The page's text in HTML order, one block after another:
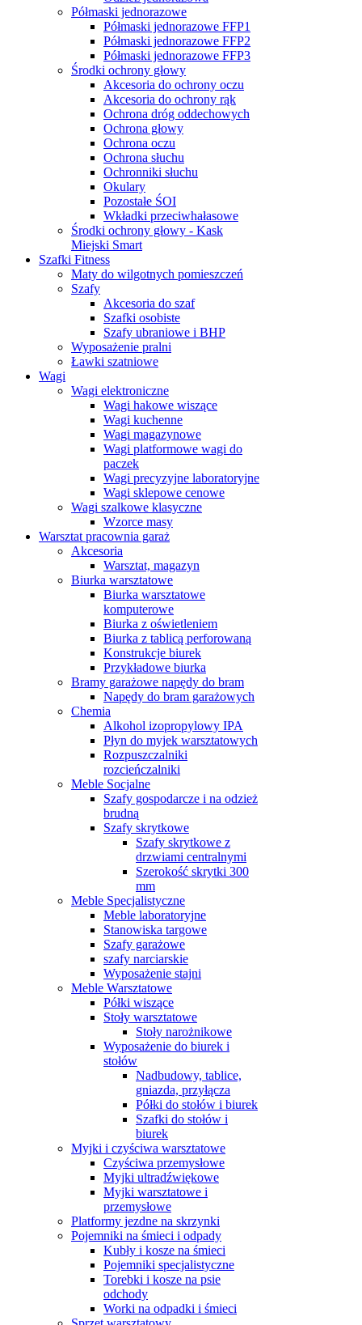
Półmaski jednorazowe
Półmaski jednorazowe FFP1
Półmaski jednorazowe FFP2
Półmaski jednorazowe FFP3
Środki ochrony głowy
Akcesoria do ochrony oczu
Akcesoria do ochrony rąk
Ochrona dróg oddechowych
Ochrona głowy
Ochrona oczu
Ochrona słuchu
Ochronniki słuchu
Okulary
Pozostałe ŚOI
Wkładki przeciwhałasowe
Środki ochrony głowy - Kask
Miejski Smart
Szafki Fitness
Maty do wilgotnych pomieszczeń
Szafy
Akcesoria do szaf
Szafki osobiste
Szafy ubraniowe i BHP
Wyposażenie pralni
Ławki szatniowe
Wagi
Wagi elektroniczne
Wagi hakowe wiszące
Wagi kuchenne
Wagi magazynowe
Wagi platformowe wagi do
paczek
Wagi precyzyjne laboratoryjne
Wagi sklepowe cenowe
Wagi szalkowe klasyczne
Wzorce masy
Warsztat pracownia garaż
Akcesoria
Warsztat, magazyn
Biurka warsztatowe
Biurka warsztatowe
komputerowe
Biurka z oświetleniem
Biurka z tablicą perforowaną
Konstrukcje biurek
Przykładowe biurka
Bramy garażowe napędy do bram
Napędy do bram garażowych
Chemia
Alkohol izopropylowy IPA
Płyn do myjek warsztatowych
Rozpuszczalniki
rozcieńczalniki
Meble Socjalne
Szafy gospodarcze i na odzież
brudną
Szafy skrytkowe
Szafy skrytkowe z
drzwiami centralnymi
Szerokość skrytki 300
mm
Meble Specjalistyczne
Meble laboratoryjne
Stanowiska targowe
Szafy garażowe
szafy narciarskie
Wyposażenie stajni
Meble Warsztatowe
Półki wiszące
Stoły warsztatowe
Stoły narożnikowe
Wyposażenie do biurek i
stołów
Nadbudowy, tablice,
gniazda, przyłącza
Półki do stołów i biurek
Szafki do stołów i
biurek
Myjki i czyściwa warsztatowe
Czyściwa przemysłowe
Myjki ultradźwiękowe
Myjki warsztatowe i
przemysłowe
Platformy jezdne na skrzynki
Pojemniki na śmieci i odpady
Kubły i kosze na śmieci
Pojemniki specjalistyczne
Torebki i kosze na psie
odchody
Worki na odpadki i śmieci